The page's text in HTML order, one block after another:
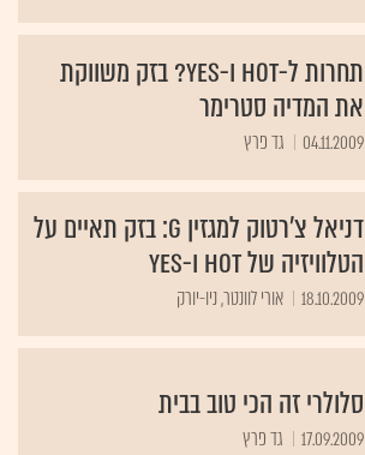
תחרות ל-HOT ו-yes? בזק משווקת
את המדיה סטרימר
04.11.2009 גד פרץ
דניאל צ'רטוק למגזין G: בזק תאיים על
הטלוויזיה של HOT ו-yes
18.10.2009 אורי לוונטר, ניו-יורק
סלולרי זה הכי טוב בבית
17.09.2009 גד פרץ